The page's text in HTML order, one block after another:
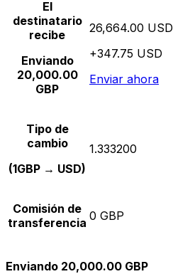
El
destinatario
recibe
Enviando
20,000.00
GBP
26,664.00 USD
+347.75 USD
Enviar ahora
Tipo de
cambio
(1GBP → USD)
1.333200
Comisión de
transferencia 0 GBP
Enviando 20,000.00 GBP